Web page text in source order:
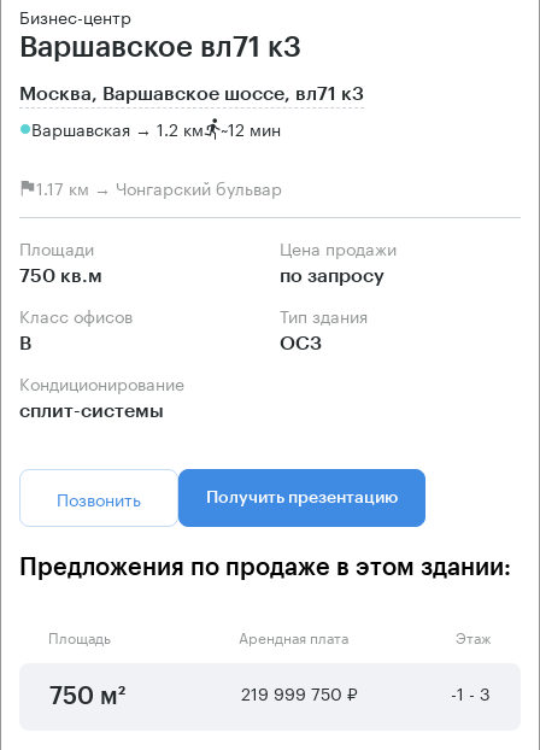
Бизнес-центр
Варшавское вл71 к3
Москва, Варшавское шоссе, вл71 к3
Варшавская → 1.2 км ~12 мин
1.17 км → Чонгарский бульвар
Площади
750 кв.м
Цена продажи
по запросу
Класс офисов
B
Тип здания
ОСЗ
Кондиционирование
сплит-системы
Позвонить Получить презентацию
Предложения по продаже в этом здании:
Площадь Арендная плата Этаж
750 м² 219 999 750 ₽ -1 - 3